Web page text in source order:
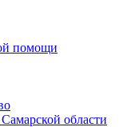
помощи
области